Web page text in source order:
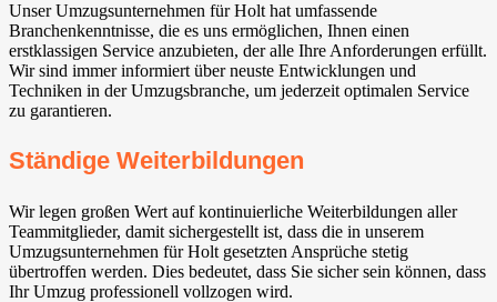
Unser Umzugsunternehmen für Holt hat umfassende
Branchenkenntnisse, die es uns ermöglichen, Ihnen einen
erstklassigen Service anzubieten, der alle Ihre Anforderungen erfüllt.
Wir sind immer informiert über neuste Entwicklungen und
Techniken in der Umzugsbranche, um jederzeit optimalen Service
zu garantieren.
Ständige Weiterbildungen
Wir legen großen Wert auf kontinuierliche Weiterbildungen aller
Teammitglieder, damit sichergestellt ist, dass die in unserem
Umzugsunternehmen für Holt gesetzten Ansprüche stetig
übertroffen werden. Dies bedeutet, dass Sie sicher sein können, dass
Ihr Umzug professionell vollzogen wird.